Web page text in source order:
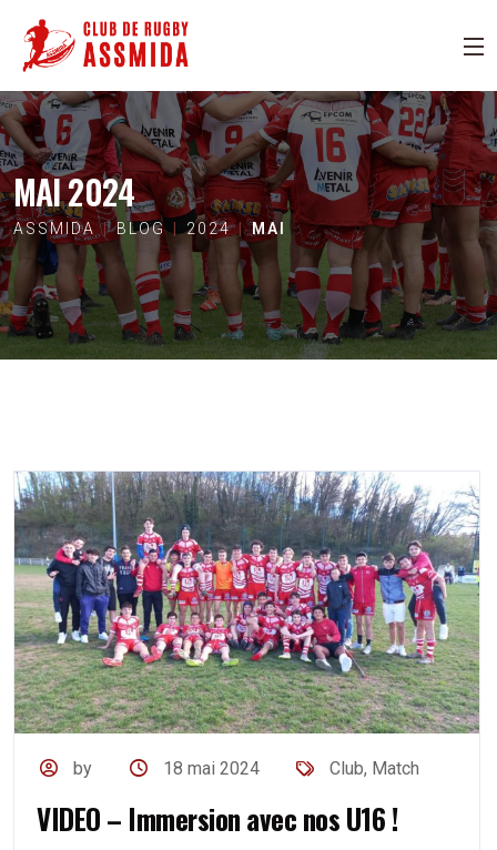
MAI 2024
ASSMIDA BLOG 2024 MAI
by 18 mai 2024 Club, Match
VIDEO – Immersion avec nos U16 !